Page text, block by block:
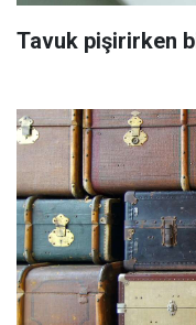
Tavuk pişirirken